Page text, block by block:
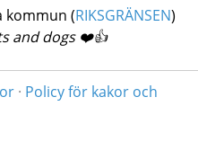
kommun (RIKSGRÄNSEN)
and dogs ❤️👍
· Policy för kakor och